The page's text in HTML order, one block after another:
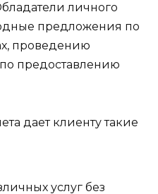
личного
предложения по
проведению
предоставлению
дает клиенту такие
услуг без